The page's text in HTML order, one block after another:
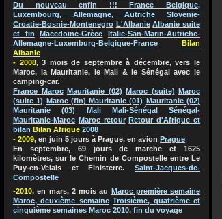
Du nouveau enfin !!! France Belgique,
Luxembourg, Allemagne, Autriche
Slovenie-
Croatie-Bosnie-Montenegro L'Albanie Albanie suite
et fin
Macedoine-Grèce
Italie-San-Marin-Autriche-
Allemagne-Luxemburg-Belgique-France
Bilan
Albanie
- 2008, 3 mois de septembre à décembre, vers le
Maroc, la Mauritanie, le Mali & le Sénégal avec le
camping-car.
France Maroc
Mauritanie (02) Maroc (suite)
Maroc
(suite 1)
Maroc (fin) Mauritanie (01)
Mauritanie (02)
Mauritanie (03) Mali
Mali-Sénégal
Sénégal-
Mauritanie-Maroc Maroc retour Retour d'Afrique et
bilan Bilan Afrique 2008
- 2009, en juin 5 jours à Prague, en avion Prague
En septembre, 69 jours de marche et 1625
kilomètres, sur le Chemin de Compostelle entre Le
Puy-en-Velais et Finisterre. Saint-Jacques-de-
Compostelle
-2010, en mars, 2 mois au Marocpremière semaine
Maroc, deuxième semaine Troisième, quatrième et
cinquième semaines Maroc 2010, fin du voyage